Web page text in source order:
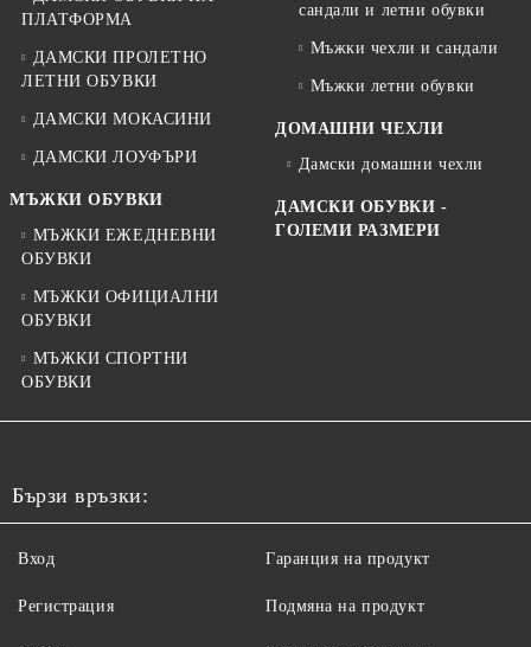
ПЛАТФОРМА
ДАМСКИ ПРОЛЕТНО
ЛЕТНИ ОБУВКИ
ДАМСКИ МОКАСИНИ
ДАМСКИ ЛОУФЪРИ
МЪЖКИ ОБУВКИ
МЪЖКИ ЕЖЕДНЕВНИ
ОБУВКИ
МЪЖКИ ОФИЦИАЛНИ
ОБУВКИ
МЪЖКИ СПОРТНИ
ОБУВКИ
сандали и летни обувки
Мъжки чехли и сандали
Мъжки летни обувки
ДОМАШНИ ЧЕХЛИ
Дамски домашни чехли
ДАМСКИ ОБУВКИ -
ГОЛЕМИ РАЗМЕРИ
Бързи връзки:
Вход
Регистрация
Гаранция на продукт
Подмяна на продукт